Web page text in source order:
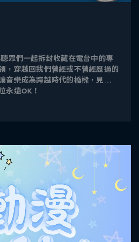
眾們一起拆封收藏在電台中的專
，穿越回我們曾經或不曾經歷過的
音樂成為跨越時代的橋樑，見證樂
永遠OK！